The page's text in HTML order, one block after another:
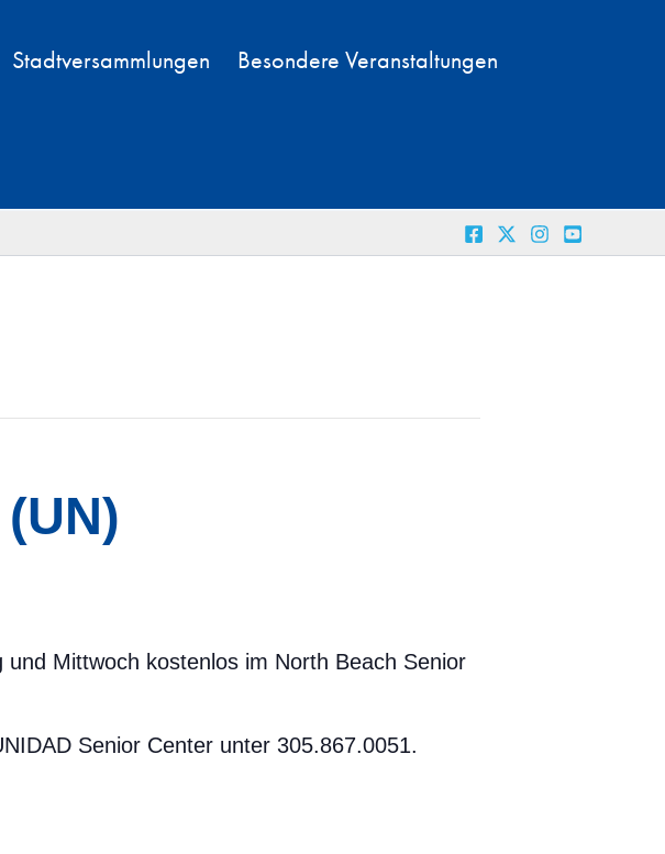
Stadtversammlungen Besondere Veranstaltungen
Mittwoch kostenlos im North Beach Senior
Senior Center unter 305.867.0051.